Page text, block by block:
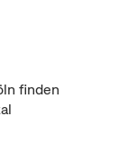
finden